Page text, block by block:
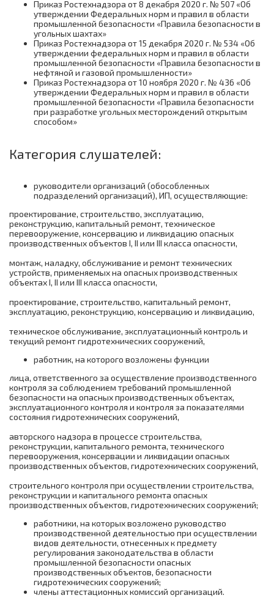
соответствии с нормативными правовыми
актами, содержащими государственные
нормативные требования охраны труда
Безопасные методы и приемы
выполнения работ в ОЗП
в химической, нефтехимической и
нефтегазоперерабатывающей
промышленности
Электромеханик по ремонту и
обслуживанию подъемных платформ для
инвалидов (подготовка)
Слесарь по ремонту и техническому
обслуживанию гидрооборудования
грузоподъемных машин (переподготока)
Приказ Ростехнадзора от 8 декабря 2020 г. № 507 «Об
утверждении Федеральных норм и правил в области
промышленной безопасности «Правила безопасности в
угольных шахтах»
Приказ Ростехнадзора от 15 декабря 2020 г. № 534 «Об
утверждении федеральных норм и правил в области
промышленной безопасности «Правила безопасности в
нефтяной и газовой промышленности»
Приказ Ростехнадзора от 10 ноября 2020 г. № 436 «Об
утверждении Федеральных норм и правил в области
промышленной безопасности «Правила безопасности
при разработке угольных месторождений открытым
способом»
Категория слушателей:
руководители организаций (обособленных
подразделений организаций), ИП, осуществляющие:
проектирование, строительство, эксплуатацию,
реконструкцию, капитальный ремонт, техническое
перевооружение, консервацию и ликвидацию опасных
производственных объектов I, II или III класса опасности,
монтаж, наладку, обслуживание и ремонт технических
устройств, применяемых на опасных производственных
объектах I, II или III класса опасности,
проектирование, строительство, капитальный ремонт,
эксплуатацию, реконструкцию, консервацию и ликвидацию,
техническое обслуживание, эксплуатационный контроль и
текущий ремонт гидротехнических сооружений,
работник, на которого возложены функции
лица, ответственного за осуществление производственного
контроля за соблюдением требований промышленной
безопасности на опасных производственных объектах,
эксплуатационного контроля и контроля за показателями
состояния гидротехнических сооружений,
авторского надзора в процессе строительства,
реконструкции, капитального ремонта, технического
перевооружения, консервации и ликвидации опасных
производственных объектов, гидротехнических сооружений,
строительного контроля при осуществлении строительства,
реконструкции и капитального ремонта опасных
производственных объектов, гидротехнических сооружений;
работники, на которых возложено руководство
производственной деятельностью при осуществлении
видов деятельности, отнесенных к предмету
регулирования законодательства в области
промышленной безопасности опасных
производственных объектов, безопасности
гидротехнических сооружений;
члены аттестационных комиссий организаций.